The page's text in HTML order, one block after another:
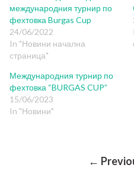
международния турнир по
фехтовка Burgas Cup
24/06/2022
In "Новини начална
страница"
Международния турнир по
фехтовка “BURGAS CUP”
15/06/2023
In "Новини"
←